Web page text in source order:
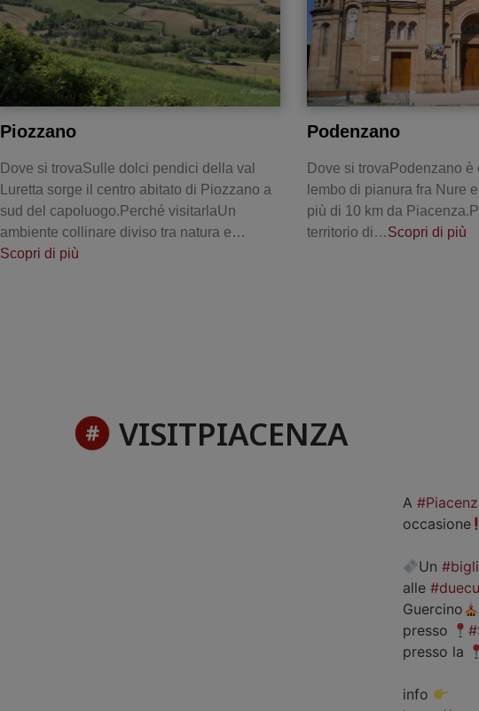
Piozzano
Dove si trovaSulle dolci pendici della val
Luretta sorge il centro abitato di Piozzano a
sud del capoluogo.Perché visitarlaUn
ambiente collinare diviso tra natura e…
Scopri di più
Podenzano
Dove si trovaPodenzano
lembo di pianura fra Nure
più di 10 km da
territorio di…Scopri di più
VISITPIACENZA
A
occasione
Un
alle
Guercino
presso
presso la
info